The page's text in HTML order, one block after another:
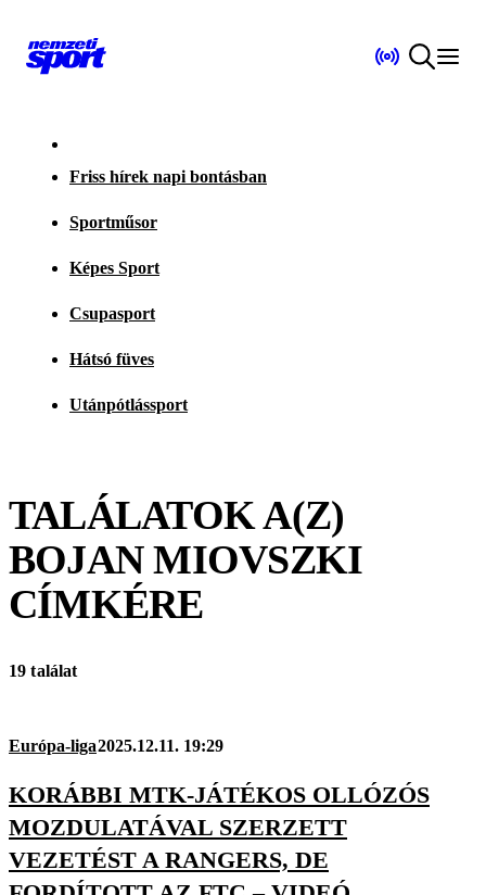
Friss hírek napi bontásban
Sportműsor
Képes Sport
Csupasport
Hátsó füves
Utánpótlássport
TALÁLATOK A(Z)
BOJAN MIOVSZKI
CÍMKÉRE
19 találat
Európa-liga2025.12.11. 19:29
KORÁBBI MTK-JÁTÉKOS OLLÓZÓS
MOZDULATÁVAL SZERZETT
VEZETÉST A RANGERS, DE